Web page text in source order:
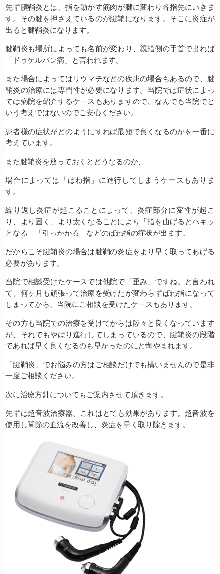
先ず腱鞘炎とは、指を動かす筋肉が腱に変わり各指先にいきま
す。その腱を押さえているのが腱鞘になります。そこに炎症が
出ると腱鞘炎になります。
腱鞘炎も場所によっても名前が変わり、親指側の手首で出れば
「ドゥケルバン病」と言われます。
また場合によってはリウマチなどの疾患の場合もあるので、腱
鞘炎の治療には専門性が必要になります。当院では症状によっ
ては病院を紹介するケースもありますので、なんでも当院でと
いう考えではないのでご安心ください。
患者様の症状がどのようにすれば最短で良くなるのかを一番に
考えています。
また腱鞘炎を放っておくとどうなるのか、
場合によっては「ばね指」に進行してしまうケースもありま
す。
繰り返し炎症が起こることによって、炎症部分に変性が起こ
り、より固く、より太くなることにより「指を曲げるとパキッ
となる」「引っかかる」などのばね指の症状が出ます。
だからこそ腱鞘炎の場合は腱鞘の炎症をより早く取ってあげる
必要があります。
当院で相談受けたケースでは他院で「歪み」ですね。と言われ
て、何ヶ月も頑張って治療を受けたが変わらずばね指になって
しまってから、当院にご相談を受けたケースもあります。
その方も当院での治療を受けてからは段々と良くなっています
が、それでもやはり進行してしまっているので、腱鞘炎の段階
であれば早く良くなるのも早かったのにと悔やまれます。
「腱鞘炎」でお悩みの方はご相談だけでも構いませんので是非
一度ご相談ください。
次に治療方針についてもご案内させて頂きます。
先ずは超音波治療器。これはとても効果があります。超音波を
使用し関節の血流を改善し、炎症を早く取り除きます。